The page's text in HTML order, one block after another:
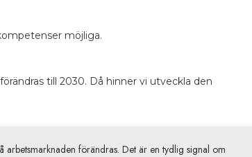
möjliga.
till 2030. Då hinner vi utveckla den
förändras. Det är en tydlig signal om